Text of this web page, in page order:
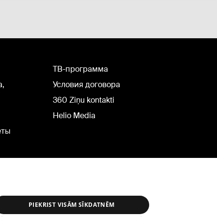
TВ-программа
Условия договора
360 Ziņu kontakti
Helio Media
PIEKRIST VISĀM SĪKDATNĒM